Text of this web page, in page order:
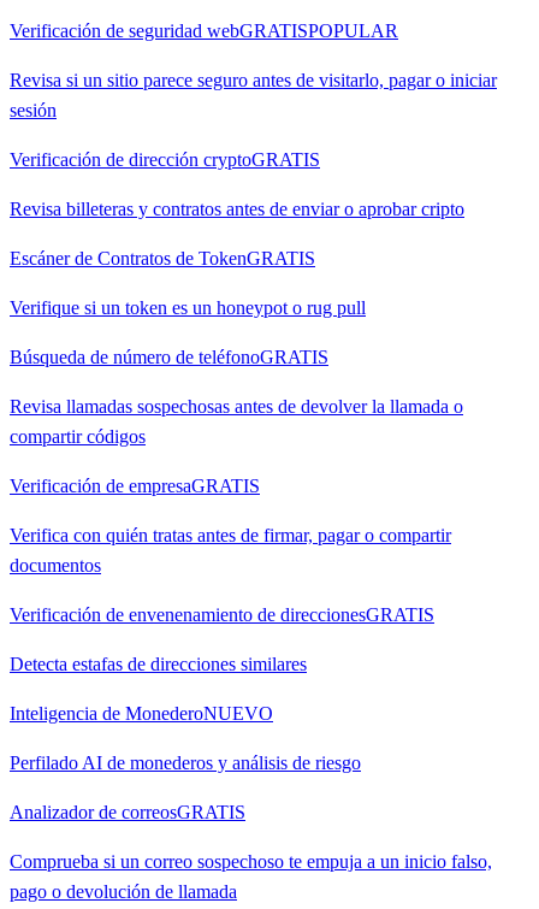
Verificación de seguridad webGRATISPOPULAR
Revisa si un sitio parece seguro antes de visitarlo, pagar o iniciar
sesión
Verificación de dirección cryptoGRATIS
Revisa billeteras y contratos antes de enviar o aprobar cripto
Escáner de Contratos de TokenGRATIS
Verifique si un token es un honeypot o rug pull
Búsqueda de número de teléfonoGRATIS
Revisa llamadas sospechosas antes de devolver la llamada o
compartir códigos
Verificación de empresaGRATIS
Verifica con quién tratas antes de firmar, pagar o compartir
documentos
Verificación de envenenamiento de direccionesGRATIS
Detecta estafas de direcciones similares
Inteligencia de MonederoNUEVO
Perfilado AI de monederos y análisis de riesgo
Analizador de correosGRATIS
Comprueba si un correo sospechoso te empuja a un inicio falso,
pago o devolución de llamada